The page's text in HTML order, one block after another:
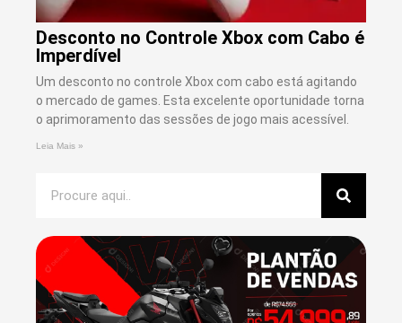
Desconto no Controle Xbox com Cabo é
Imperdível
Um desconto no controle Xbox com cabo está agitando
o mercado de games. Esta excelente oportunidade torna
o aprimoramento das sessões de jogo mais acessível.
Leia Mais »